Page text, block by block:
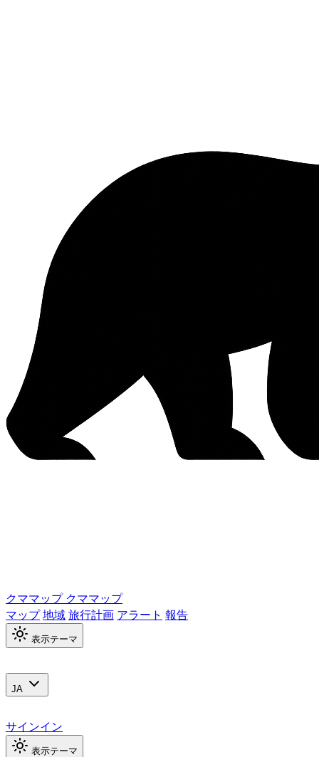
クママップ クママップ
マップ地域旅行計画 アラート 報告
表示テーマ
JA
サインイン
表示テーマ